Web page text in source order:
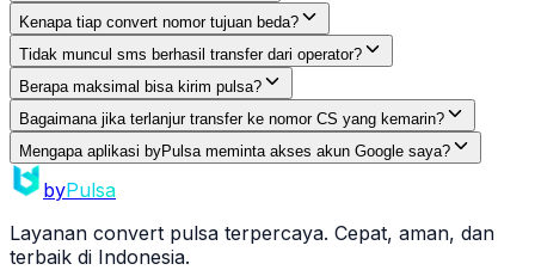
Kenapa tiap convert nomor tujuan beda?
Tidak muncul sms berhasil transfer dari operator?
Berapa maksimal bisa kirim pulsa?
Bagaimana jika terlanjur transfer ke nomor CS yang kemarin?
Mengapa aplikasi byPulsa meminta akses akun Google saya?
byPulsa
Layanan convert pulsa terpercaya. Cepat, aman, dan
terbaik di Indonesia.